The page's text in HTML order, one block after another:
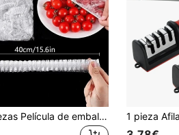
1000 piezas Película de embalaje de alimentos, Gorro de ducha, Bolsas de envoltura retráctil multiusos, Cubiertas para zapatos, Película de embalaje de alimentos de cocina reforzada, Película de cubierta de alimentos para refrigerador, Tapas elásticas de plástico para cuencos, Película de embalaje de alimentos de plástico elástica, Cubiertas para sobras de comida, Suministros para el hogar y picnics al aire libre y fiestas, Artículos esenciales para días festivos